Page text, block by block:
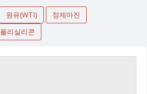
원유(WTI)
정제마진
폴리실리콘